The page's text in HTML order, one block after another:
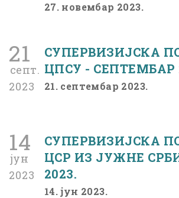
27. новембар 2023.
21
септ.
2023
СУПЕРВИЗИЈСКА
ЦПСУ - СЕПТЕМБАР
21. септембар 2023.
14
јун
2023
СУПЕРВИЗИЈСКА
ЦСР ИЗ ЈУЖНЕ
2023.
14. јун 2023.